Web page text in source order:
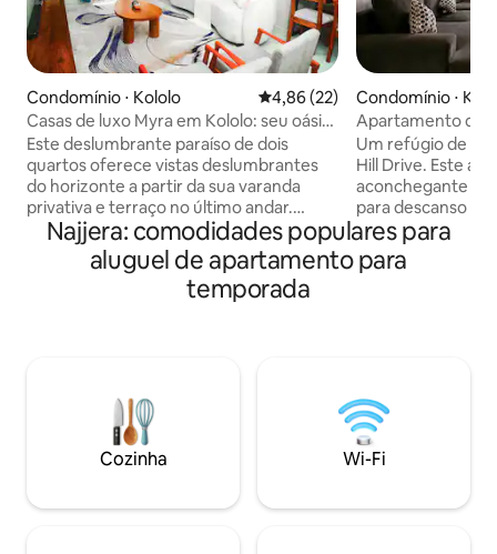
Condomínio ⋅ Kololo 4,86 de uma avaliação média
4,86 (22)
Casas de luxo Myra em Kololo: seu oásis
em família
Este deslumbrante paraíso de dois
quartos oferece vistas deslumbrantes
do horizonte a partir da sua varanda
privativa e terraço no último andar.
Desfrute de vistas cintilantes para a
piscina diretamente da sua sala de estar!
Apenas a 5 minutos a pé do
movimentado restaurante do Acacia
com uma piscina cintilante, academia e
Wi-Fi ultrarrápido. Segurança 24 horas,
estacionamento amplo e traslado do
aeroporto de 150.000 UGX estão
Condomínio ⋅
Apartamento de
beira da piscina
Um refúgio de
Hill Drive. Este
aconchegante e
para descanso e
segurança e um
acolhedor,
Apenas a 5
Restaurant.
disponível por
Comemorando
Avise-nos,
Najjera: comodidades populares para
aluguel de apartamento para
temporada
Cozinha Wi-Fi